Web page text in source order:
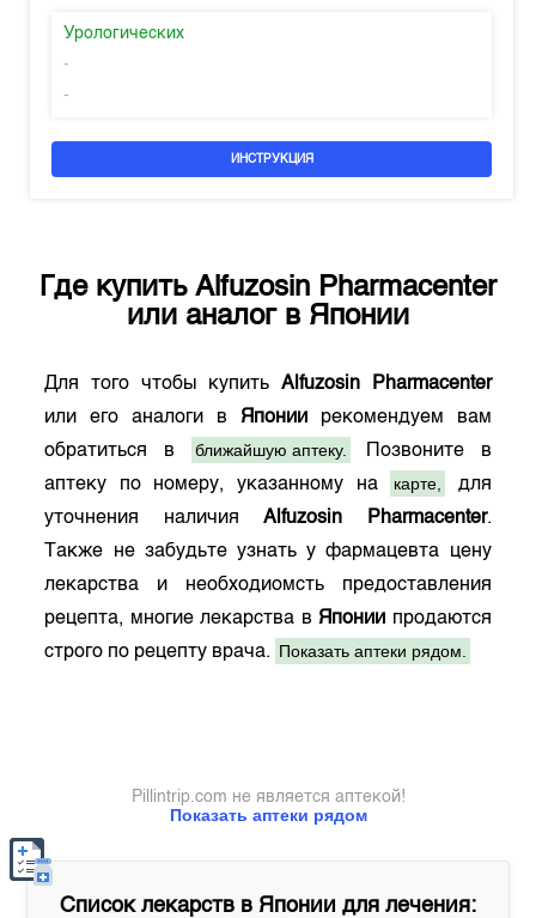
Урологических
-
-
ИНСТРУКЦИЯ
Где купить Alfuzosin Pharmacenter
или аналог в Японии
Для того чтобы купить Alfuzosin Pharmacenter
или его аналоги в Япониирекомендуем вам
обратиться в
ближайшую аптеку.
Позвоните в
аптеку по номеру, указанному на
карте,
для
уточнения наличияAlfuzosin Pharmacenter.
Также не забудьте узнать у фармацевта цену
лекарства и необходиомсть предоставления
рецепта, многие лекарства вЯпонии продаются
строго по рецепту врача. Показать аптеки рядом.
Показать аптеки рядом
Pillintrip.com не является аптекой!
Список лекарств в Японии для лечения: